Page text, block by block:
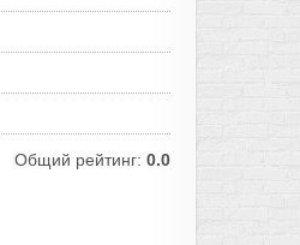
Общий рейтинг: 0.0